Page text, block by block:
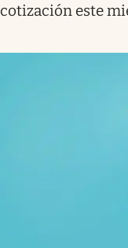
cotización este